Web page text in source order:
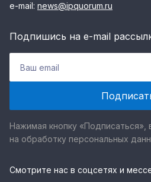
e-mail: news@ipquorum.ru
Подпишись на e-mail
Нажимая кнопку «Подписаться»,
на обработку персональных
Смотрите нас в соцсетях и